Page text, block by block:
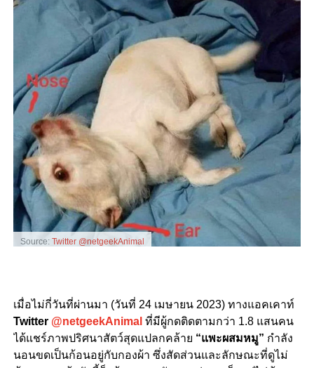
Source: Twitter @netgeekAnimal
เมื่อไม่กี่วันที่ผ่านมา (วันที่ 24 เมษายน 2023) ทางแอคเคาท์
Twitter @netgeekAnimal ที่มีผู้กดติดตามกว่า 1.8 แสนคน
ได้แชร์ภาพปริศนาสัตว์สุดแปลกคล้าย “แพะผสมหมู” กำลัง
นอนขดเป็นก้อนอยู่กับกองผ้า ซึ่งสัดส่วนและลักษณะที่ดูไม่